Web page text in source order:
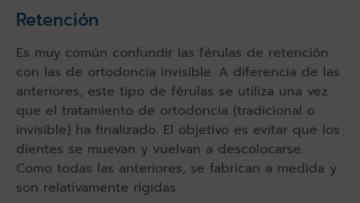
Retención
Es muy común confundir las férulas de retención
con las de ortodoncia invisible. A diferencia de las
anteriores, este tipo de férulas se utiliza una vez
que el tratamiento de ortodoncia (tradicional o
invisible) ha finalizado. El objetivo es evitar que los
dientes se muevan y vuelvan a descolocarse.
Como todas las anteriores, se fabrican a medida y
son relativamente rígidas.